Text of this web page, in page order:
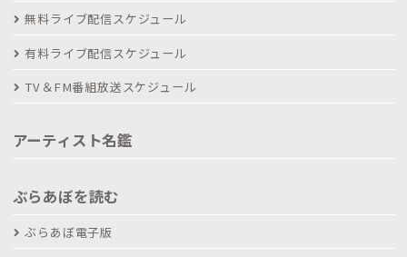
無料ライブ配信スケジュール
有料ライブ配信スケジュール
TV＆FM番組放送スケジュール
アーティスト名鑑
ぶらあぼを読む
ぶらあぼ電子版